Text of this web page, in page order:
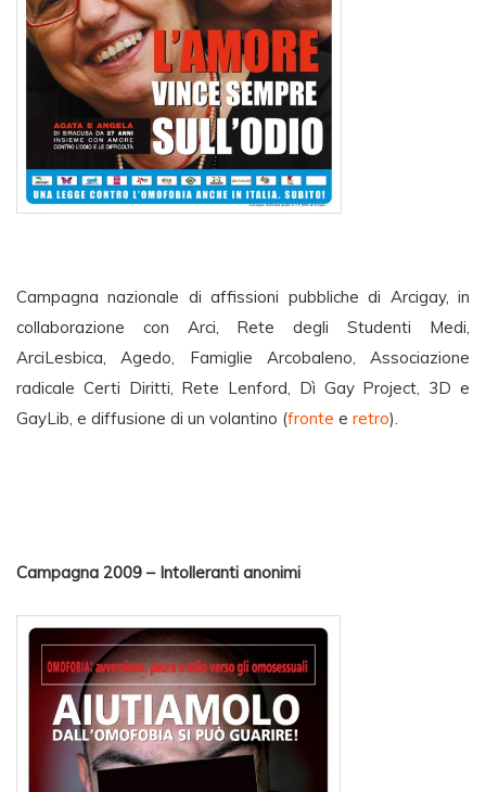
Campagna nazionale di affissioni pubbliche di Arcigay, in
collaborazione con Arci, Rete degli Studenti Medi,
ArciLesbica, Agedo, Famiglie Arcobaleno, Associazione
radicale Certi Diritti, Rete Lenford, Dì Gay Project, 3D e
GayLib, e diffusione di un volantino (fronte e retro).
Campagna 2009 – Intolleranti anonimi